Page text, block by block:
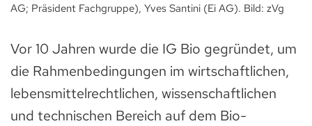
AG; Präsident Fachgruppe), Yves Santini (Ei AG). Bild: zVg
Vor 10 Jahren wurde die IG Bio gegründet, um
die Rahmenbedingungen im wirtschaftlichen,
lebensmittelrechtlichen, wissenschaftlichen
und technischen Bereich auf dem Bio-